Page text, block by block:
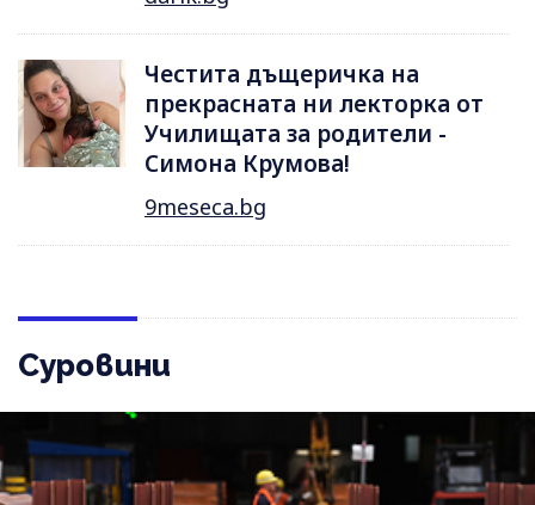
Честита дъщеричка на
прекрасната ни лекторка от
Училищата за родители -
Симона Крумова!
9meseca.bg
Суровини